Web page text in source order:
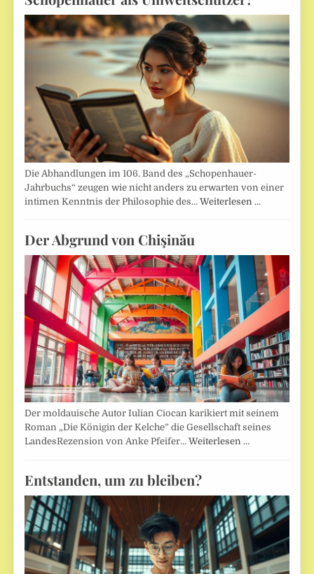
Die Abhandlungen im 106. Band des „Schopenhauer-
Jahrbuchs“ zeugen wie nicht anders zu erwarten von einer
intimen Kenntnis der Philosophie des…Weiterlesen …
Der Abgrund von Chişinău
Der moldauische Autor Iulian Ciocan karikiert mit seinem
Roman „Die Königin der Kelche” die Gesellschaft seines
LandesRezension von Anke Pfeifer…Weiterlesen …
Entstanden, um zu bleiben?